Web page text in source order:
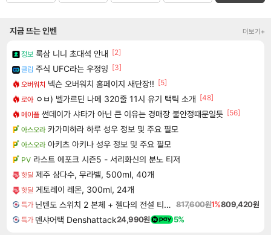
지금 뜨는 인벤 더보기+
정보 룩삼 니니 초대석 안내 [2]
클립 주식 UFC라는 우정잉 [3]
오버워치 넥슨 오버워치 홈페이지 새단장!! [5]
로아 ㅇㅂ) 벨가르딘 나메 320줄 11시 유기 택틱 소개 [48]
메이플 썬데이가 샤타가 아닌 큰 이유는 경매장 불안정때문일듯 [56]
아스오라 카가미하라 하루 성우 정보 및 주요 필모
아스오라 아키츠 아키나 성우 정보 및 주요 필모
PV 라스트 에포크 시즌5 - 서리화신의 분노 티저
핫딜 제주 삼다수, 무라벨, 500ml, 40개
핫딜 게토레이 레몬, 300ml, 24개
특가 닌텐도 스위치 2 본체 + 젤다의 전설 티어스 오브 더 킹덤 닌텐도 스위치 2 에디션 + 젤다의 전설 브레스 오브 더 와일드 닌텐도 스위치 2 에디션 번들 817,600원1%809,420원
특가 덴샤어택 Denshattack24,990원 5%